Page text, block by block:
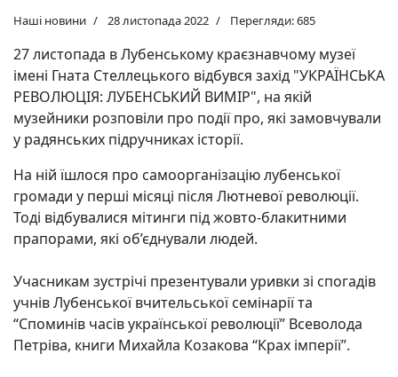
Наші новини 28 листопада 2022 Перегляди: 685
27 листопада в Лубенському краєзнавчому музеї
імені Гната Стеллецького відбувся захід "УКРАЇНСЬКА
РЕВОЛЮЦІЯ: ЛУБЕНСЬКИЙ ВИМІР", на якій
музейники розповіли про події про, які замовчували
у радянських підручниках історії.
На ній їшлося про самоорганізацію лубенської
громади у перші місяці після Лютневої революції.
Тоді відбувалися мітинги під жовто-блакитними
прапорами, які об’єднували людей.
Учасникам зустрічі презентували уривки зі спогадів
учнів Лубенської вчительської семінарії та
“Споминів часів української революції” Всеволода
Петріва, книги Михайла Козакова “Крах імперії”.